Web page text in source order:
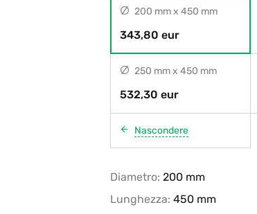
200 mm x 450 mm
343,80 eur
250 mm x 450 mm
532,30 eur
Nascondere
Diametro: 200 mm
Lunghezza: 450 mm